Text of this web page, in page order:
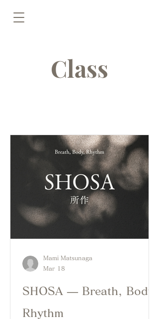
Class
SHOSA — Breath, Body,
Rhythm
Mami Matsunaga
Mar 18